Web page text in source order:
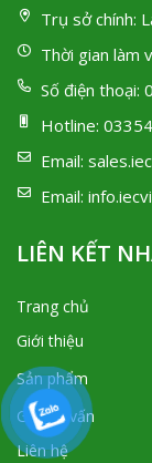
Trụ sở chính:
Thời gian làm
Số điện thoại:
Hotline:
Email:
Email:
LIÊN KẾT
Trang chủ
Giới thiệu
Sản phẩm
Góc tư vấn
Liên hệ